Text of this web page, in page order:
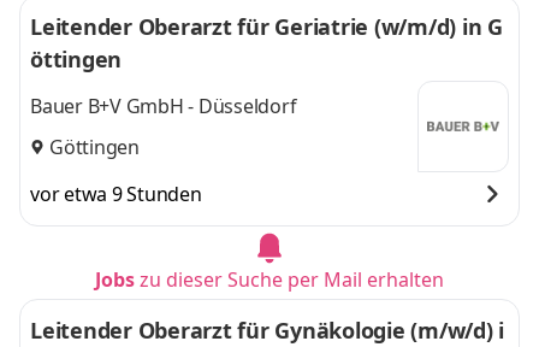
Leitender Oberarzt für Geriatrie (w/m/d) in G
öttingen
Bauer B+V GmbH - Düsseldorf
Göttingen
vor etwa 9 Stunden
Jobszu dieser Suche per Mail erhalten
Leitender Oberarzt für Gynäkologie (m/w/d) i